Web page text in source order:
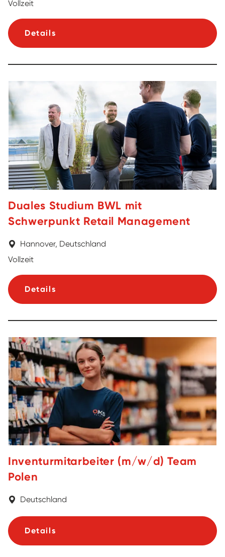
Vollzeit
Details
Duales Studium BWL mit
Schwerpunkt Retail Management
Hannover, Deutschland
Vollzeit
Details
Inventurmitarbeiter (m/w/d) Team
Polen
Deutschland
Details